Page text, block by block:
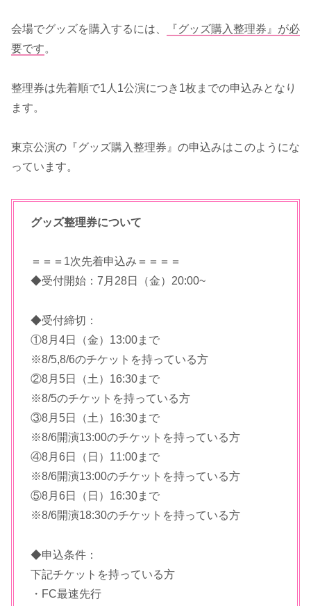
会場でグッズを購入するには、
『グッズ購入整理券』が必
要です。
整理券は先着順で1人1公演につき1枚までの申込みとなり
ます。
東京公演の『グッズ購入整理券』の申込みはこのようにな
っています。
グッズ整理券について
＝＝＝1次先着申込み＝＝＝＝
◆受付開始：7月28日（金）20:00~
◆受付締切：
①8月4日（金）13:00まで
※8/5,8/6のチケットを持っている方
②8月5日（土）16:30まで
※8/5のチケットを持っている方
③8月5日（土）16:30まで
※8/6開演13:00のチケットを持っている方
④8月6日（日）11:00まで
※8/6開演13:00のチケットを持っている方
⑤8月6日（日）16:30まで
※8/6開演18:30のチケットを持っている方
◆申込条件：
下記チケットを持っている方
・FC最速先行